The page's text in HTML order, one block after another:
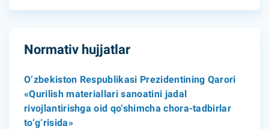
Normativ hujjatlar
O‘zbekiston Respublikasi Prezidentining Qarori
«Qurilish materiallari sanoatini jadal
rivojlantirishga oid qo‘shimcha chora-tadbirlar
to‘g‘risida»